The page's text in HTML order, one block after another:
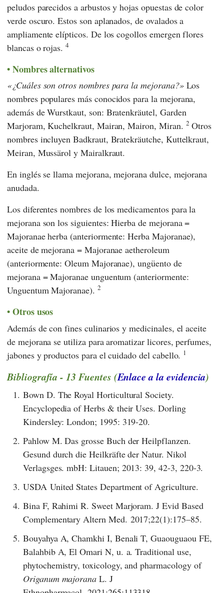
peludos parecidos a arbustos y hojas opuestas de color
verde oscuro. Estos son aplanados, de ovalados a
ampliamente elípticos. De los cogollos emergen flores
blancas o rojas.4
Nombres alternativos
¿Cuáles son otros nombres para la mejorana? Los
nombres populares más conocidos para la mejorana,
además de Wurstkaut, son: Bratenkräutel, Garden
Marjoram, Kuchelkraut, Mairan, Mairon, Miran. 2 Otros
nombres incluyen Badkraut, Bratekräutche, Kuttelkraut,
Meiran, Mussärol y Mairalkraut.
En inglés se llama mejorana, mejorana dulce, mejorana
anudada.
Los diferentes nombres de los medicamentos para la
mejorana son los siguientes: Hierba de mejorana =
Majoranae herba (anteriormente: Herba Majoranae),
aceite de mejorana = Majoranae aetheroleum
(anteriormente: Oleum Majoranae), ungüento de
mejorana = Majoranae unguentum (anteriormente:
Unguentum Majoranae). 2
Otros usos
Además de con fines culinarios y medicinales, el aceite
de mejorana se utiliza para aromatizar licores, perfumes,
jabones y productos para el cuidado del cabello. 1
Bibliografía - 13 Fuentes (Enlace a la evidencia)
1. Bown D. The Royal Horticultural Society.
Encyclopedia of Herbs & their Uses. Dorling
Kindersley: London; 1995: 319-20.
2. Pahlow M. Das grosse Buch der Heilpflanzen.
Gesund durch die Heilkräfte der Natur. Nikol
Verlagsges. mbH: Litauen; 2013: 39, 42-3, 220-3.
3. USDA United States Department of Agriculture.
4. Bina F, Rahimi R. Sweet Marjoram. J Evid Based
Complementary Altern Med. 2017;22(1):175–85.
5. Bouyahya A, Chamkhi I, Benali T, Guaouguaou FE,
Balahbib A, El Omari N, u. a. Traditional use,
phytochemistry, toxicology, and pharmacology of
Origanum majorana L. J